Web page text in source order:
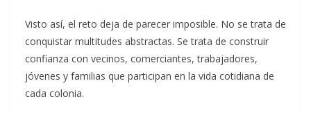
Visto así, el reto deja de parecer imposible. No se trata de
conquistar multitudes abstractas. Se trata de construir
confianza con vecinos, comerciantes, trabajadores,
jóvenes y familias que participan en la vida cotidiana de
cada colonia.